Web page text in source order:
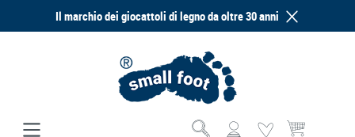
principaleIl marchio dei giocattoli di legno da oltre 30 anni